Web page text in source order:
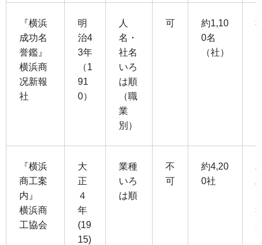
『横浜
成功名
誉鑑』
横浜商
况新報
社
明
治4
3年
（1
91
0）
人
名・
社名
いろ
は順
（職
業
別）
可
約1,10
0名
（社）
『横浜
商工案
内』
横浜商
工協会
大
正
４
年
(19
15)
業種
いろ
は順
不
可
約4,20
0社